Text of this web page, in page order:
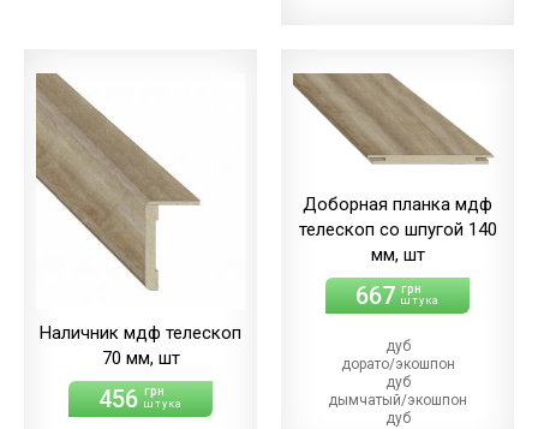
светлый/экошпон
дуб
шале/ПВХ
(+110.00 грн)
дуб
мерсо/ПВХ
(+86.00 грн)
дуб
светлый/экошпон
дуб
(+86.00 грн)
Наличник мдф телескоп
70 мм, шт
456 грн
штука
Доборная планка мдф
телескоп со шпугой 140
мм, шт
667 грн
штука
дуб
дорато/экошпон
дуб
дымчатый/экошпон
дуб